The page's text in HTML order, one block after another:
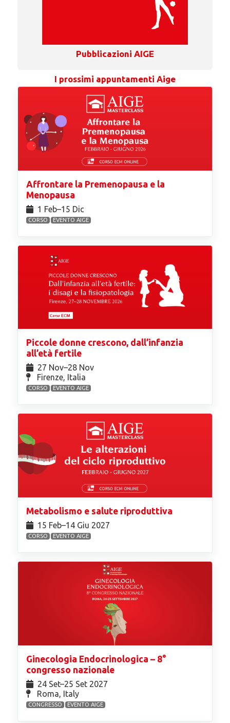
Pubblicazioni AIGE
I prossimi appuntamenti Aige
Affrontare la Premenopausa e la
Menopausa
1 Feb⁠–15 Dic
CORSO EVENTO AIGE
Piccole donne crescono, dall’infanzia
all’età fertile
27 Nov⁠–28 Nov
Firenze, Italia
CORSO EVENTO AIGE
Metabolismo e salute riproduttiva
15 Feb⁠–14 Giu 2027
CORSO EVENTO AIGE
Ginecologia Endocrinologica – 8°
congresso nazionale
24 Set⁠–25 Set 2027
Roma, Italy
CONGRESSO EVENTO AIGE